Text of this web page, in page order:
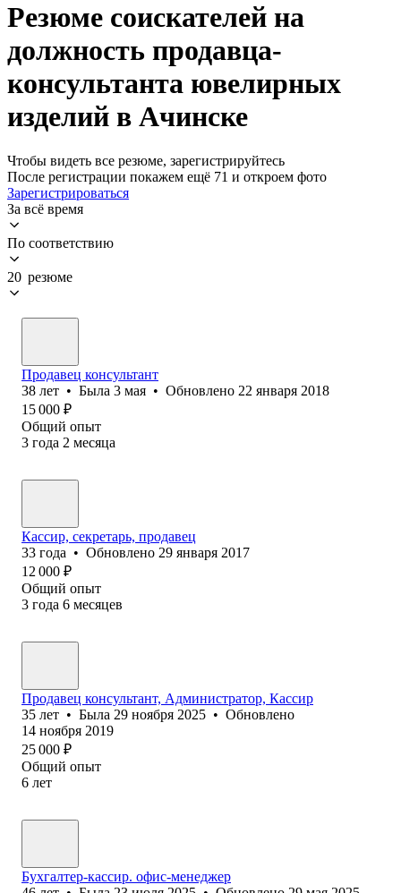
Резюме соискателей на
должность продавца-
консультанта ювелирных
изделий в Ачинске
Чтобы видеть все резюме, зарегистрируйтесь
После регистрации покажем ещё 71 и откроем фото
Зарегистрироваться
За всё время
По соответствию
20 резюме
Продавец консультант
38 лет • Была 3 мая • Обновлено 22 января 2018
15 000 ₽
Общий опыт
3 года 2 месяца
Кассир, секретарь, продавец
33 года • Обновлено 29 января 2017
12 000 ₽
Общий опыт
3 года 6 месяцев
Продавец консультант, Администратор, Кассир
35 лет • Была 29 ноября 2025 • Обновлено
14 ноября 2019
25 000 ₽
Общий опыт
6 лет
Бухгалтер-кассир. офис-менеджер